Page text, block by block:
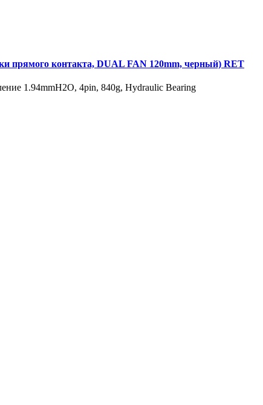
прямого контакта, DUAL FAN 120mm, черный) RET
1.94mmH2O, 4pin, 840g, Hydraulic Bearing